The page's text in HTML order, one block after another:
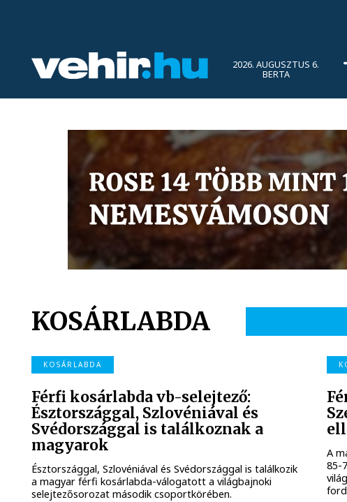
2026. AUGUSZTUS 6.
BERTA
KOSÁRLABDA
KOSÁRLABDA
Férfi kosárlabda vb-selejtező:
Észtországgal, Szlovéniával és
Svédországgal is találkoznak a
magyarok
Észtországgal, Szlovéniával és Svédországgal is találkozik
a magyar férfi kosárlabda-válogatott a világbajnoki
selejtezősorozat második csoportkörében.
A
85-